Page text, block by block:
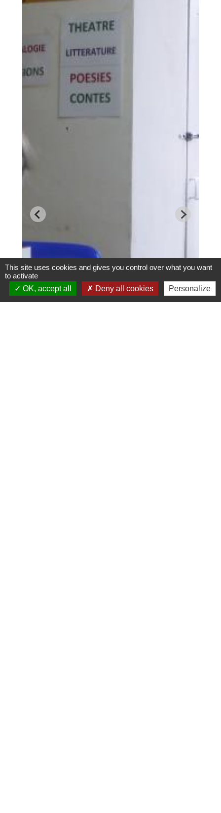
This site uses cookies and gives you control over what you want
to activate
OK, accept all
Deny all cookies Personalize